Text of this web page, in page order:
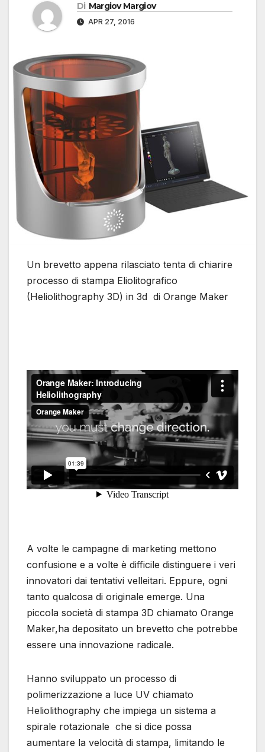
Di Margiov Margiov
APR 27, 2016
Un brevetto appena rilasciato tenta di chiarire
processo di stampa Eliolitografico
(Heliolithography 3D) in 3d di Orange Maker
A volte le campagne di marketing mettono
confusione e a volte è difficile distinguere i veri
innovatori dai tentativi velleitari. Eppure, ogni
tanto qualcosa di originale emerge. Una
piccola società di stampa 3D chiamato Orange
Maker,ha depositato un brevetto che potrebbe
essere una innovazione radicale.
Hanno sviluppato un processo di
polimerizzazione a luce UV chiamato
Heliolithography che impiega un sistema a
spirale rotazionale che si dice possa
aumentare la velocità di stampa, limitando le